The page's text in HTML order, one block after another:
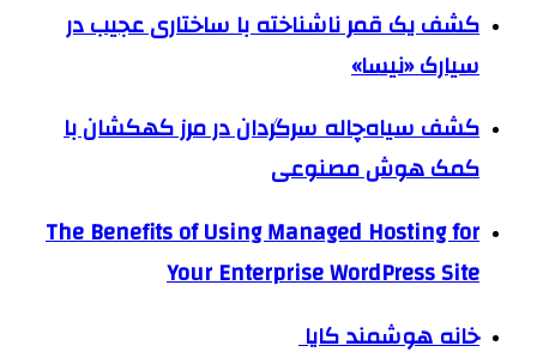
کشف یک قمر ناشناخته با ساختاری عجیب در
سیارک «نیسا»
کشف سیاه‌چاله سرگردان در مرز کهکشان با
کمک هوش مصنوعی
The Benefits of Using Managed Hosting for
Your Enterprise WordPress Site
خانه هوشمند کایا